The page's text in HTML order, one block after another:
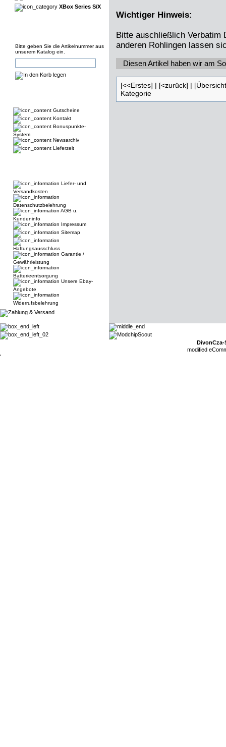
XBox Series S/X
Bitte geben Sie die Artikelnummer aus
unserem Katalog ein.
Gutscheine
Kontakt
Bonuspunkte-
System
Newsarchiv
Lieferzeit
Liefer- und
Versandkosten
Datenschutzbelehrung
AGB u.
Kundeninfo
Impressum
Sitemap
Haftungsausschluss
Garantie /
Gewährleistung
Batterieentsorgung
Unsere Ebay-
Angebote
Widerrufsbelehrung
Wichtiger Hinweis:
Bitte auschließlich Verbatim
anderen Rohlingen lassen
Diesen Artikel haben wir am
[<<Erstes] | [<zurück] |
Kategorie
DivonCza-
modified
'